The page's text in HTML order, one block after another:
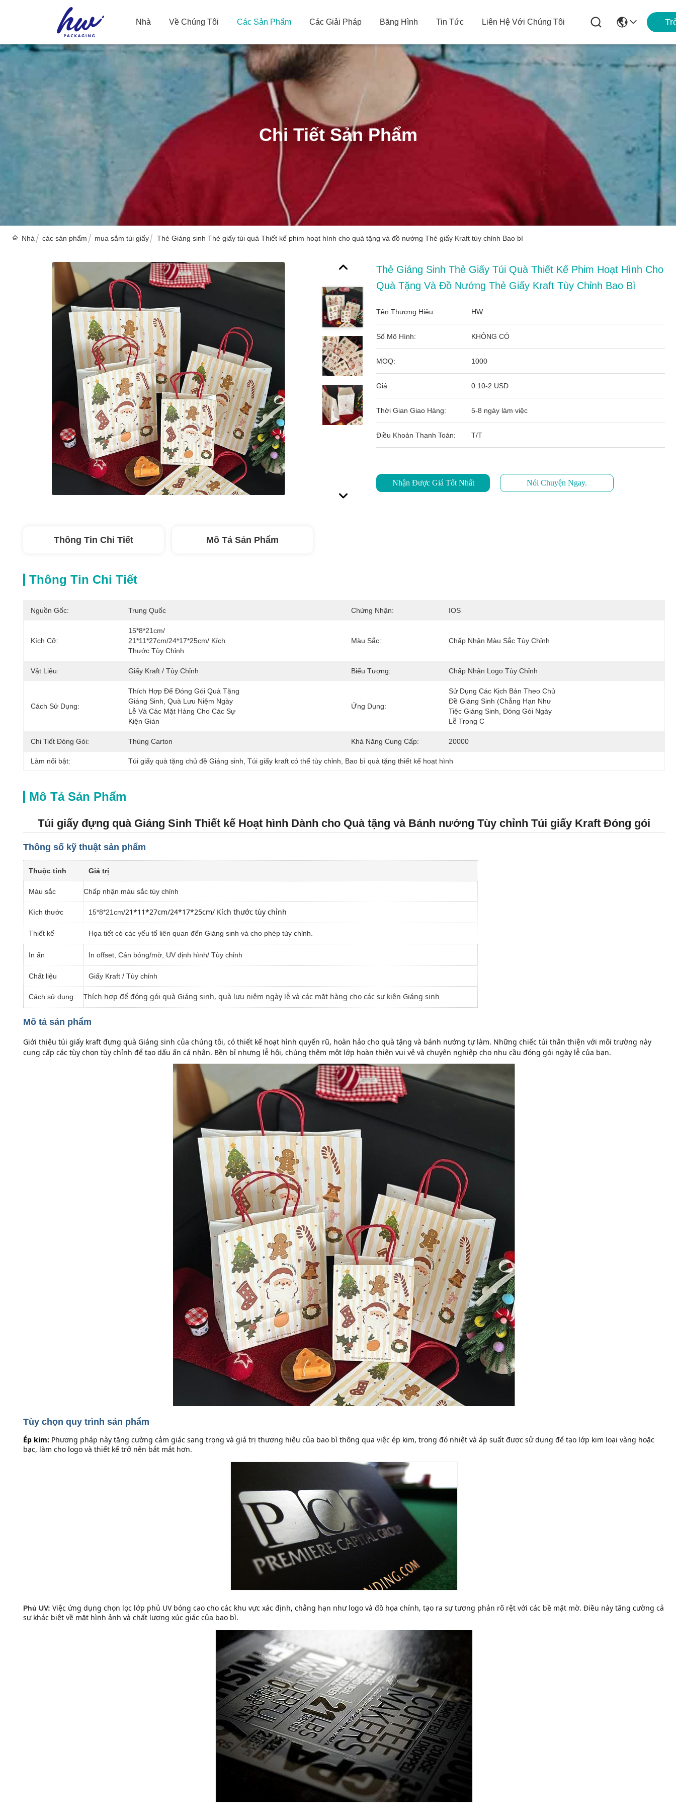
Nhà Về Chúng Tôi Các Sản Phẩm Các Giải Pháp Băng Hình Tin Tức Liên Hệ Với Chúng Tôi
Chi Tiết Sản Phẩm
Nhà các sản phẩm mua sắm túi giấy Thẻ Giáng sinh Thẻ giấy túi quà Thiết kế phim hoạt hình cho quà tặng và đồ nướng Thẻ giấy Kraft tùy chỉnh Bao bì
Thẻ Giáng Sinh Thẻ Giấy Túi Quà Thiết Kế Phim Hoạt Hình Cho
Quà Tặng Và Đồ Nướng Thẻ Giấy Kraft Tùy Chỉnh Bao Bì
Tên Thương Hiệu: HW
Số Mô Hình: KHÔNG CÓ
MOQ: 1000
Giá: 0.10-2 USD
Thời Gian Giao Hàng: 5-8 ngày làm việc
Điều Khoản Thanh Toán: T/T
Nhận Được Giá Tốt Nhất Nói Chuyện Ngay.
Thông Tin Chi Tiết Mô Tả Sản Phẩm
Thông Tin Chi Tiết
Nguồn Gốc: Trung Quốc Chứng Nhận: IOS
Kích Cỡ:
15*8*21cm/
21*11*27cm/24*17*25cm/ Kích
Thước Tùy Chỉnh
Màu Sắc: Chấp Nhận Màu Sắc Tùy Chỉnh
Vật Liệu: Giấy Kraft / Tùy Chỉnh Biểu Tượng: Chấp Nhận Logo Tùy Chỉnh
Cách Sử Dụng:
Thích Hợp Để Đóng Gói Quà Tặng
Giáng Sinh, Quà Lưu Niệm Ngày
Lễ Và Các Mặt Hàng Cho Các Sự
Kiện Gián
Ứng Dụng:
Sử Dụng Các Kịch Bản Theo Chủ
Đề Giáng Sinh (chẳng Hạn Như
Tiệc Giáng Sinh, Đóng Gói Ngày
Lễ Trong C
Chi Tiết Đóng Gói: Thùng Carton Khả Năng Cung Cấp: 20000
Làm nổi bật: Túi giấy quà tặng chủ đề Giáng sinh Túi giấy kraft có thể tùy chỉnh Bao bì quà tặng thiết kế hoạt hình
Mô Tả Sản Phẩm
Túi giấy đựng quà Giáng Sinh Thiết kế Hoạt hình Dành cho Quà tặng và Bánh nướng Tùy chỉnh Túi giấy Kraft Đóng gói
Thông số kỹ thuật sản phẩm
Thuộc tính Giá trị
Màu sắc Chấp nhận màu sắc tùy chỉnh
Kích thước 15*8*21cm/21*11*27cm/24*17*25cm/ Kích thước tùy chỉnh
Thiết kế Họa tiết có các yếu tố liên quan đến Giáng sinh và cho phép tùy chỉnh.
In ấn In offset, Cán bóng/mờ, UV định hình/ Tùy chỉnh
Chất liệu Giấy Kraft / Tùy chỉnh
Cách sử dụng Thích hợp để đóng gói quà Giáng sinh, quà lưu niệm ngày lễ và các mặt hàng cho các sự kiện Giáng sinh
Mô tả sản phẩm
Giới thiệu túi giấy kraft đựng quà Giáng sinh của chúng tôi, có thiết kế hoạt hình quyến rũ, hoàn hảo cho quà tặng và bánh nướng tự làm. Những chiếc túi thân thiện với môi trường này
cung cấp các tùy chọn tùy chỉnh để tạo dấu ấn cá nhân. Bền bỉ nhưng lễ hội, chúng thêm một lớp hoàn thiện vui vẻ và chuyên nghiệp cho nhu cầu đóng gói ngày lễ của bạn.
Tùy chọn quy trình sản phẩm
Ép kim: Phương pháp này tăng cường cảm giác sang trọng và giá trị thương hiệu của bao bì thông qua việc ép kim, trong đó nhiệt và áp suất được sử dụng để tạo lớp kim loại vàng hoặc
bạc, làm cho logo và thiết kế trở nên bắt mắt hơn.
Phủ UV: Việc ứng dụng chọn lọc lớp phủ UV bóng cao cho các khu vực xác định, chẳng hạn như logo và đồ họa chính, tạo ra sự tương phản rõ rệt với các bề mặt mờ. Điều này tăng cường cả
sự khác biệt về mặt hình ảnh và chất lượng xúc giác của bao bì.